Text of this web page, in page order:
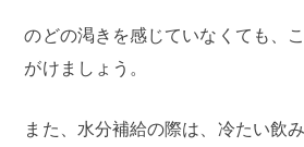
のどの渇きを感じていなくても、
がけましょう。
また、水分補給の際は、冷たい飲